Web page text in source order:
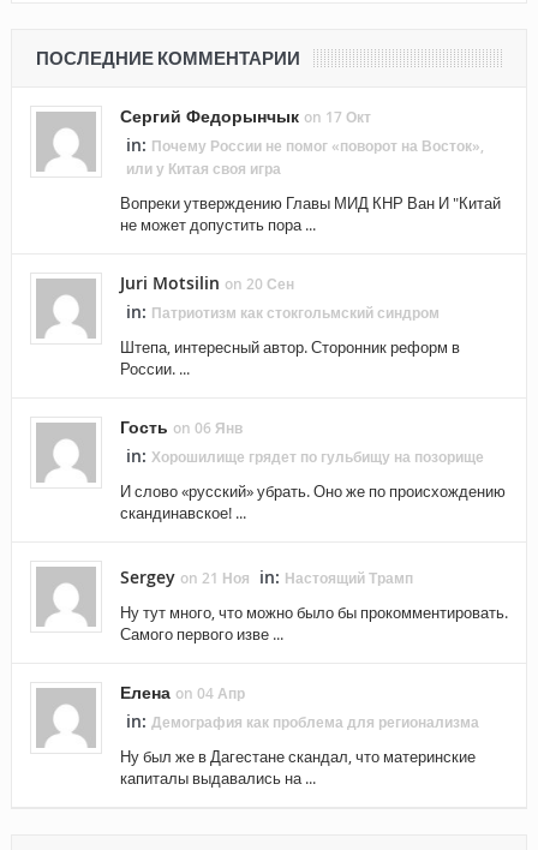
ПОСЛЕДНИЕ КОММЕНТАРИИ
Сергий Федорынчык on 17 Окт
in: Почему России не помог «поворот на Восток»,
или у Китая своя игра
Вопреки утверждению Главы МИД КНР Ван И "Китай
не может допустить пора ...
Juri Motsilin on 20 Сен
in: Патриотизм как стокгольмский синдром
Штепа, интересный автор. Сторонник реформ в
России. ...
Гость on 06 Янв
in: Хорошилище грядет по гульбищу на позорище
И слово «русский» убрать. Оно же по происхождению
скандинавское! ...
Sergey on 21 Ноя in: Настоящий Трамп
Ну тут много, что можно было бы прокомментировать.
Самого первого изве ...
Елена on 04 Апр
in: Демография как проблема для регионализма
Ну был же в Дагестане скандал, что материнские
капиталы выдавались на ...